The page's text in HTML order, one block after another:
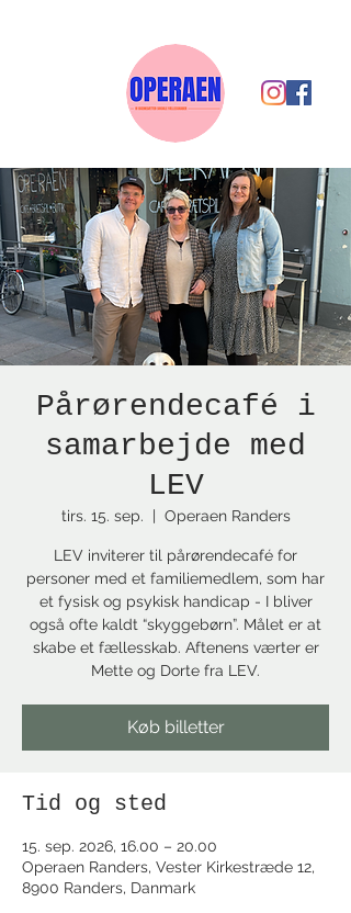
Pårørendecafé i
samarbejde med
LEV
tirs. 15. sep.
  |
Operaen Randers
LEV inviterer til pårørendecafé for
personer med et familiemedlem, som har
et fysisk og psykisk handicap - I bliver
også ofte kaldt “skyggebørn”. Målet er at
skabe et fællesskab. Aftenens værter er
Mette og Dorte fra LEV.
Køb billetter
Tid og sted
15. sep. 2026, 16.00 – 20.00
Operaen Randers, Vester Kirkestræde 12,
8900 Randers, Danmark